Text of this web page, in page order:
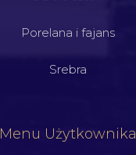
Porelana i fajans
Srebra
Menu Użytkownika